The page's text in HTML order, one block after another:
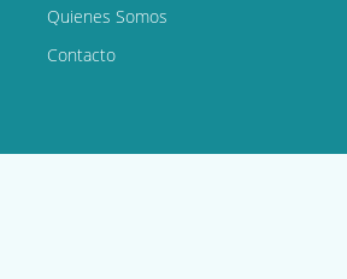
Quienes Somos
Contacto